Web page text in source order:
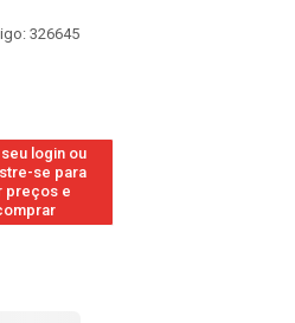
326645
login ou
se para
preços e